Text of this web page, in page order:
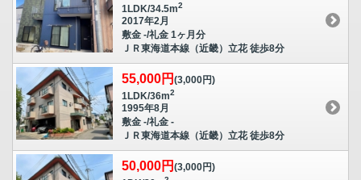
1LDK/34.5m2
2017年2月
敷金 -/礼金 1ヶ月分
ＪＲ東海道本線（近畿）立花 徒歩8分
55,000円 (3,000円)
1LDK/36m2
1995年8月
敷金 -/礼金 -
ＪＲ東海道本線（近畿）立花 徒歩8分
50,000円 (3,000円)